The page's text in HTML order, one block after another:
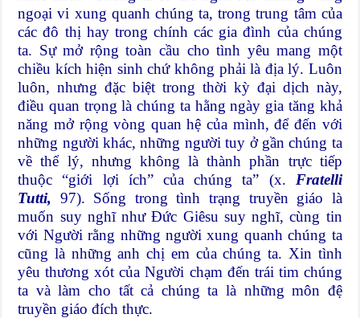
ngoại vi xung quanh chúng ta, trong trung tâm của
các đô thị hay trong chính các gia đình của chúng
ta. Sự mở rộng toàn cầu cho tình yêu mang một
chiều kích hiện sinh chứ không phải là địa lý. Luôn
luôn, nhưng đặc biệt trong thời kỳ đại dịch này,
điều quan trọng là chúng ta hằng ngày gia tăng khả
năng mở rộng vòng quan hệ của mình, để đến với
những người khác, những người tuy ở gần chúng ta
về thể lý, nhưng không là thành phần trực tiếp
thuộc “giới lợi ích” của chúng ta” (x.
Fratelli
Tutti, 97). Sống trong tình trạng truyền giáo là
muốn suy nghĩ như Đức Giêsu suy nghĩ, cùng tin
với Người rằng những người xung quanh chúng ta
cũng là những anh chị em của chúng ta. Xin tình
yêu thương xót của Người chạm đến trái tim chúng
ta và làm cho tất cả chúng ta là những môn đệ
truyền giáo đích thực.